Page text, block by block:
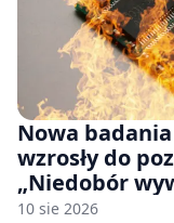
Nowa
wzrosły do
„Niedobór
20 lat
10 sie 2026